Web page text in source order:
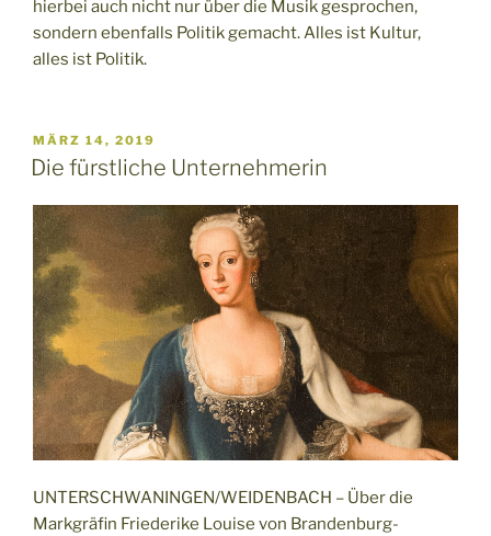
hierbei auch nicht nur über die Musik gesprochen,
sondern ebenfalls Politik gemacht. Alles ist Kultur,
alles ist Politik.
VERÖFFENTLICHT
AM
MÄRZ 14, 2019
Die fürstliche Unternehmerin
UNTERSCHWANINGEN/WEIDENBACH – Über die
Markgräfin Friederike Louise von Brandenburg-